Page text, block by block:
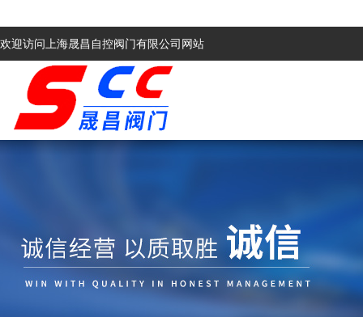
欢迎访问上海晟昌自控阀门有限公司网站